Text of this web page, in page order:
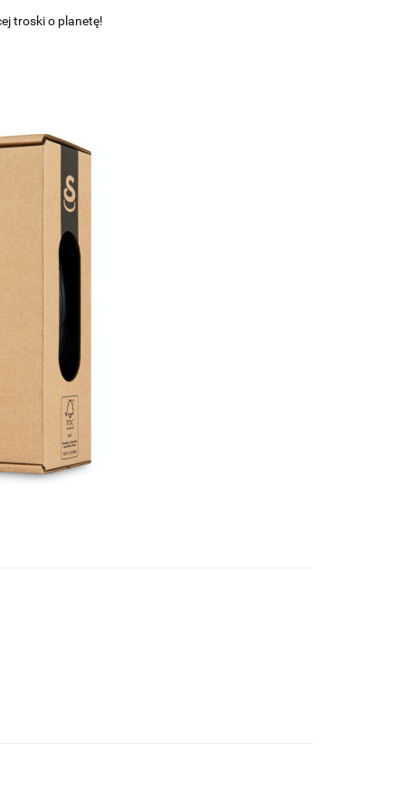
troski o planetę!